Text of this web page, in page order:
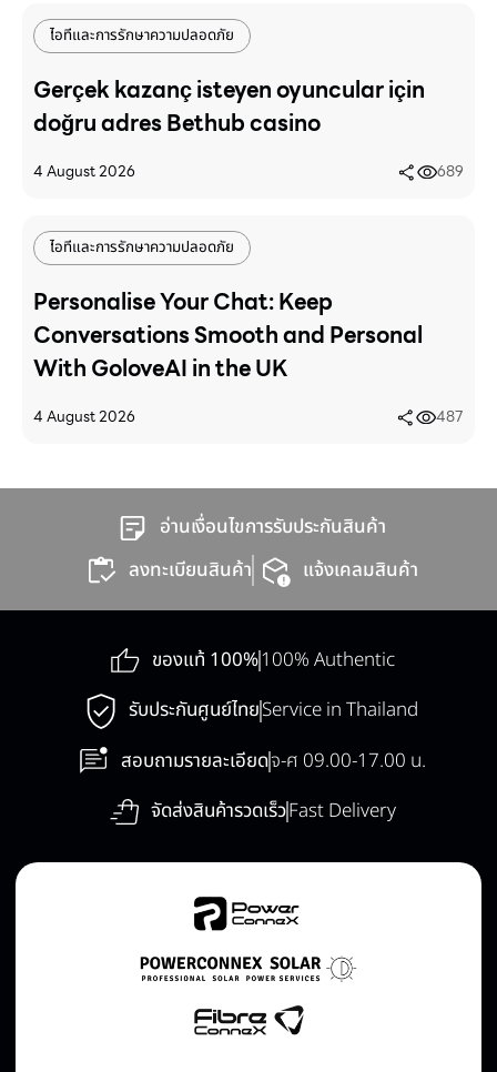
ไอทีและการรักษาความปลอดภัย
Gerçek kazanç isteyen oyuncular için
doğru adres Bethub casino
4 August 2026 689
ไอทีและการรักษาความปลอดภัย
Personalise Your Chat: Keep
Conversations Smooth and Personal
With GoloveAI in the UK
4 August 2026 487
อ่านเงื่อนไขการรับประกันสินค้า
ลงทะเบียนสินค้า
แจ้งเคลมสินค้า
ของแท้ 100%100% Authentic
รับประกันศูนย์ไทยService in Thailand
สอบถามรายละเอียดจ-ศ 09.00-17.00 น.
จัดส่งสินค้ารวดเร็วFast Delivery